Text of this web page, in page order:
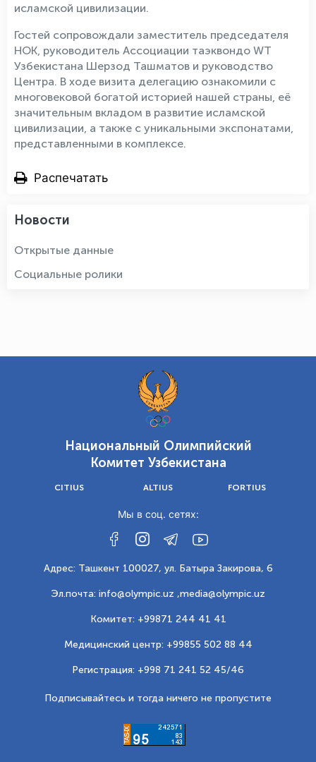
исламской цивилизации.
Гостей сопровождали заместитель председателя
НОК, руководитель Ассоциации таэквондо WT
Узбекистана Шерзод Ташматов и руководство
Центра. В ходе визита делегацию ознакомили с
многовековой богатой историей нашей страны, её
значительным вкладом в развитие исламской
цивилизации, а также с уникальными экспонатами,
представленными в комплексе.
Распечатать
Новости
Открытые данные
Социальные ролики
Национальный Олимпийский
Комитет Узбекистана
CITIUS ALTIUS FORTIUS
Мы в соц. сетях:
Адрес: Ташкент 100027, ул. Батыра Закирова, 6
Эл.почта: info@olympic.uz ,media@olympic.uz
Комитет: +99871 244 41 41
Медицинский центр: +99855 502 88 44
Регистрация: +998 71 241 52 45/46
Подписывайтесь и тогда ничего не пропустите